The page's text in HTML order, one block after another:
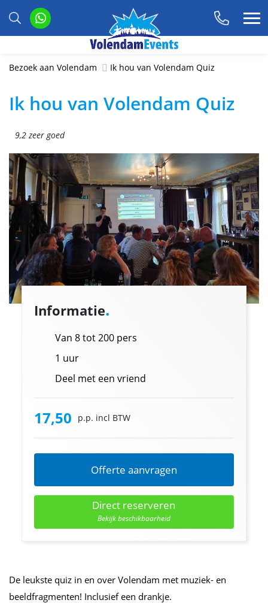
Bezoek aan Volendam Ik hou van Volendam Quiz
Ik hou van Volendam Quiz
9,2 zeer goed
Informatie.
Van 8 tot 200 pers
1 uur
Deel met een vriend
17,50 p.p. incl BTW
Offerte aanvragen
Direct reserveren
Bekijk beschikbaarheid
De leukste quiz in en over Volendam met muziek- en
beeldfragmenten! Inclusief een drankje.